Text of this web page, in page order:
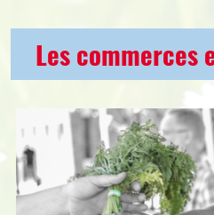
Les commerces